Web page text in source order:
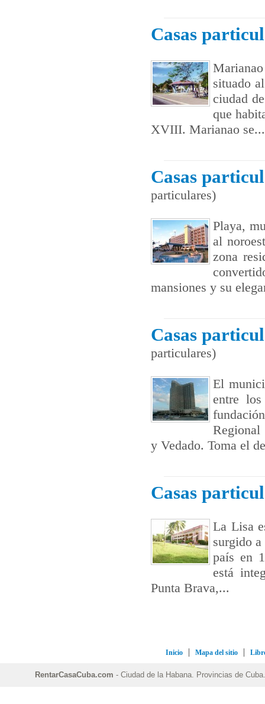
Casas
situado
ciudad
que
XVIII. Marianao se...
Casas
particulares)
Playa,
al
zona
mansiones y su
Casas
particulares)
El
entre
Regional
y Vedado. Toma el
Casas
La Lisa
surgido
país en
está
Punta Brava,...
Inicio Mapa del sitio
RentarCasaCuba.com - Ciudad de la Habana. Provincias de